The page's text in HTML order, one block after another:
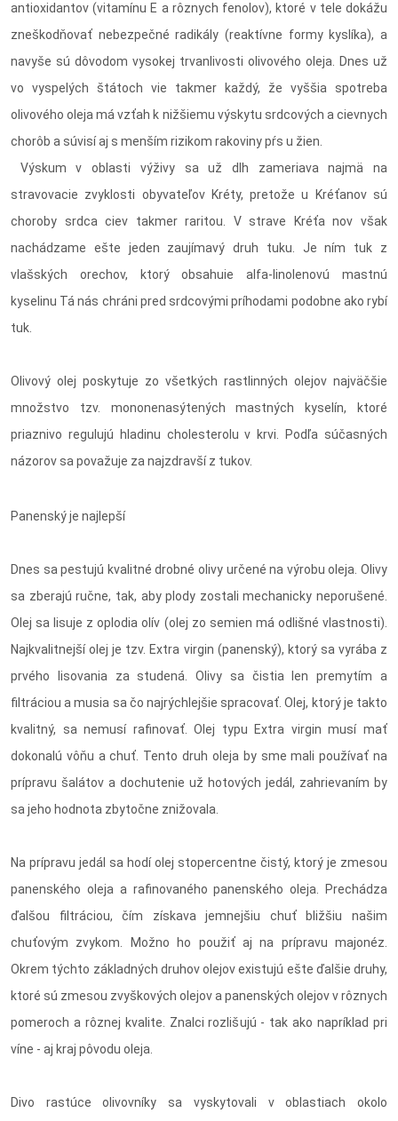
antioxidantov (vitamínu E a rôznych fenolov), ktoré v tele dokážu
zneškodňovať nebezpečné radikály (reaktívne formy kyslíka), a
navyše sú dôvodom vysokej trvanlivosti olivového oleja. Dnes už
vo vyspelých štátoch vie takmer každý, že vyššia spotreba
olivového oleja má vzťah k nižšiemu výskytu srdcových a cievnych
chorôb a súvisí aj s menším rizikom rakoviny pŕs u žien.
Výskum v oblasti výživy sa už dlh zameriava najmä na
stravovacie zvyklosti obyvateľov Kréty, pretože u Kréťanov sú
choroby srdca ciev takmer raritou. V strave Kréťa nov však
nachádzame ešte jeden zaujímavý druh tuku. Je ním tuk z
vlašských orechov, ktorý obsahuie alfa-linolenovú mastnú
kyselinu Tá nás chráni pred srdcovými príhodami podobne ako rybí
tuk.
Olivový olej poskytuje zo všetkých rastlinných olejov najväčšie
množstvo tzv. mononenasýtených mastných kyselín, ktoré
priaznivo regulujú hladinu cholesterolu v krvi. Podľa súčasných
názorov sa považuje za najzdravší z tukov.
Panenský je najlepší
Dnes sa pestujú kvalitné drobné olivy určené na výrobu oleja. Olivy
sa zberajú ručne, tak, aby plody zostali mechanicky neporušené.
Olej sa lisuje z oplodia olív (olej zo semien má odlišné vlastnosti).
Najkvalitnejší olej je tzv. Extra virgin (panenský), ktorý sa vyrába z
prvého lisovania za studená. Olivy sa čistia len premytím a
filtráciou a musia sa čo najrýchlejšie spracovať. Olej, ktorý je takto
kvalitný, sa nemusí rafinovať. Olej typu Extra virgin musí mať
dokonalú vôňu a chuť. Tento druh oleja by sme mali používať na
prípravu šalátov a dochutenie už hotových jedál, zahrievaním by
sa jeho hodnota zbytočne znižovala.
Na prípravu jedál sa hodí olej stopercentne čistý, ktorý je zmesou
panenského oleja a rafinovaného panenského oleja. Prechádza
ďalšou filtráciou, čím získava jemnejšiu chuť bližšiu našim
chuťovým zvykom. Možno ho použiť aj na prípravu majonéz.
Okrem týchto základných druhov olejov existujú ešte ďalšie druhy,
ktoré sú zmesou zvyškových olejov a panenských olejov v rôznych
pomeroch a rôznej kvalite. Znalci rozlišujú - tak ako napríklad pri
víne - aj kraj pôvodu oleja.
Divo rastúce olivovníky sa vyskytovali v oblastiach okolo